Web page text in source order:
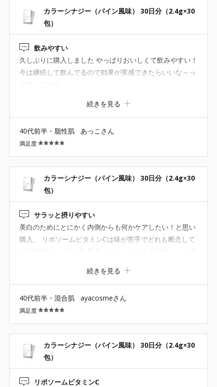
カラーシナジー（パイン風味） 30日分（2.4g×30
包）
飲みやすい
久しぶりに購入しました やっぱりおいしくて飲みやすい！
今は継続して飲んでるので効果が実感できたらいいな～っ
続きを見る
40代前半・脂性肌 あっこさん
満足度
カラーシナジー（パイン風味） 30日分（2.4g×30
包）
サラッと摂りやすい
美白のためにとにかく内側からも何かケアしたい！と思い
購入。 リポソームビタミンCは味が苦手でどれも断念して
たのですが、これは駄菓子みたい！ パイン味のちょっと酸
れそうです。 そのままが苦手な方は水でのんでもOKなの
も良い◎ なかなかのお値段なのでどれくらい続けられるか
わかりませんが、コツコツ続けるのが大事だと思うので、
まずは一箱のんで変化を感じてみたいと思います。
続きを見る
40代前半・混合肌 ayacosmeさん
満足度
カラーシナジー（パイン風味） 30日分（2.4g×30
包）
リポソームビタミンC